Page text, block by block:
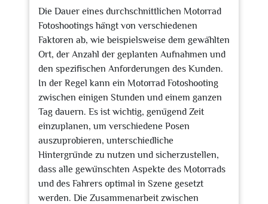
Die Dauer eines durchschnittlichen Motorrad
Fotoshootings hängt von verschiedenen
Faktoren ab, wie beispielsweise dem gewählten
Ort, der Anzahl der geplanten Aufnahmen und
den spezifischen Anforderungen des Kunden.
In der Regel kann ein Motorrad Fotoshooting
zwischen einigen Stunden und einem ganzen
Tag dauern. Es ist wichtig, genügend Zeit
einzuplanen, um verschiedene Posen
auszuprobieren, unterschiedliche
Hintergründe zu nutzen und sicherzustellen,
dass alle gewünschten Aspekte des Motorrads
und des Fahrers optimal in Szene gesetzt
werden. Die Zusammenarbeit zwischen